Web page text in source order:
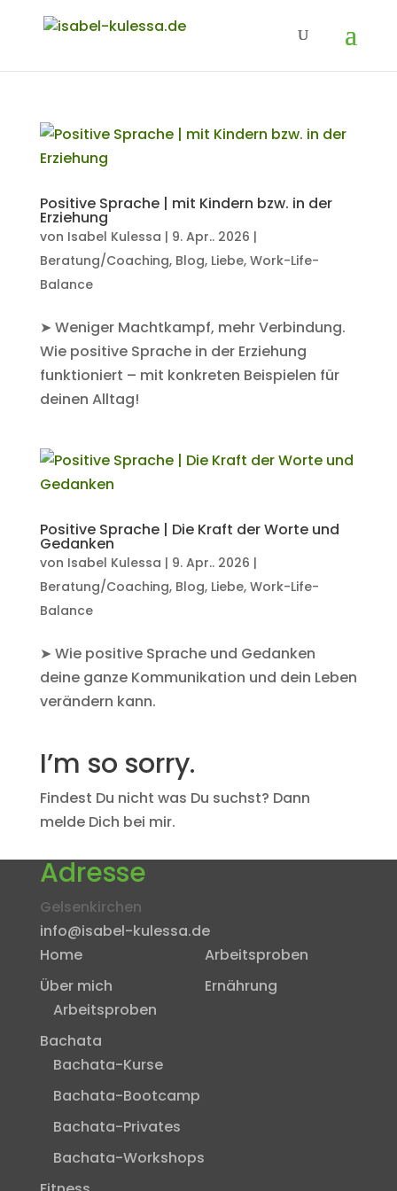
Positive Sprache | mit Kindern bzw. in der
Erziehung
von Isabel Kulessa | 9. Apr.. 2026 |
Beratung/Coaching, Blog, Liebe, Work-Life-
Balance
➤ Weniger Machtkampf, mehr Verbindung.
Wie positive Sprache in der Erziehung
funktioniert – mit konkreten Beispielen für
deinen Alltag!
Positive Sprache | Die Kraft der Worte und
Gedanken
von Isabel Kulessa | 9. Apr.. 2026 |
Beratung/Coaching, Blog, Liebe, Work-Life-
Balance
➤ Wie positive Sprache und Gedanken
deine ganze Kommunikation und dein Leben
verändern kann.
I’m so sorry.
Findest Du nicht was Du suchst? Dann
melde Dich bei mir.
Adresse
Gelsenkirchen
info@isabel-kulessa.de
Home
Über mich
Arbeitsproben
Bachata
Bachata-Kurse
Bachata-Bootcamp
Bachata-Privates
Bachata-Workshops
Arbeitsproben
Ernährung